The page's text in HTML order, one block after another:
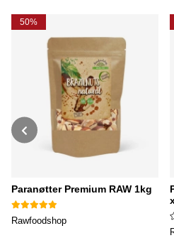
50%
Paranøtter Premium RAW 1kg
Rawfoodshop